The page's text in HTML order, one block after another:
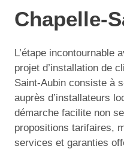
Chapelle-
L’étape incontournable
projet d’installation de
Saint-Aubin consiste à
auprès d’installateurs
démarche facilite non
propositions tarifaires,
services et garanties